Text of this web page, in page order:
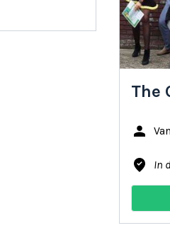
The
person
where_to_vote In